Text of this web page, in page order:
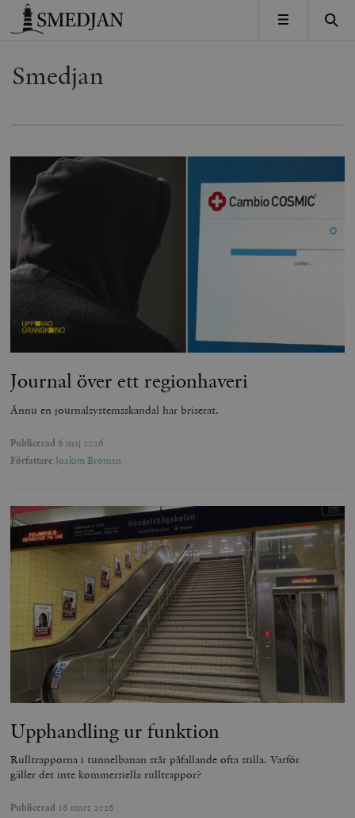
Timbro
MENY
Smedjan
Journal över ett regionhaveri
Ännu en journalsystemsskandal har briserat.
Publicerad 6 maj 2026
Författare Joakim Broman
Upphandling ur funktion
Rulltrapporna i tunnelbanan står påfallande ofta stilla. Varför
gäller det inte kommersiella rulltrappor?
Publicerad 16 mars 2026